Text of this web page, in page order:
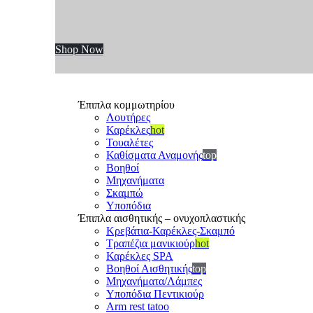
Shop Now
Έπιπλα κομμωτηρίου
Λουτήρες
Καρέκλεςhot
Τουαλέτες
Καθίσματα Αναμονήςtop
Βοηθοί
Μηχανήματα
Σκαμπώ
Υποπόδια
Έπιπλα αισθητικής – ονυχοπλαστικής
Κρεβάτια-Καρέκλες-Σκαμπό
Τραπέζια μανικιούρhot
Καρέκλες SPA
Βοηθοί Αισθητικήςtop
Μηχανήματα/Λάμπες
Υποπόδια Πεντικιούρ
Arm rest tatoo